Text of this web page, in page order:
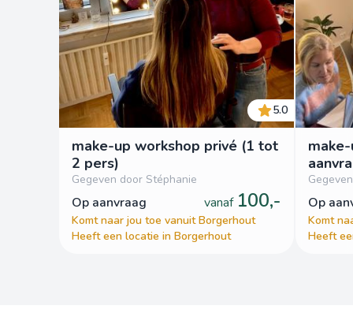
5.0
make-up workshop privé (1 tot
2 pers)
Gegeven door Stéphanie
op aanvraag vanaf 100,-
Komt naar jou toe vanuit Borgerhout
Heeft een locatie in Borgerhout
op
Komt
Heeft